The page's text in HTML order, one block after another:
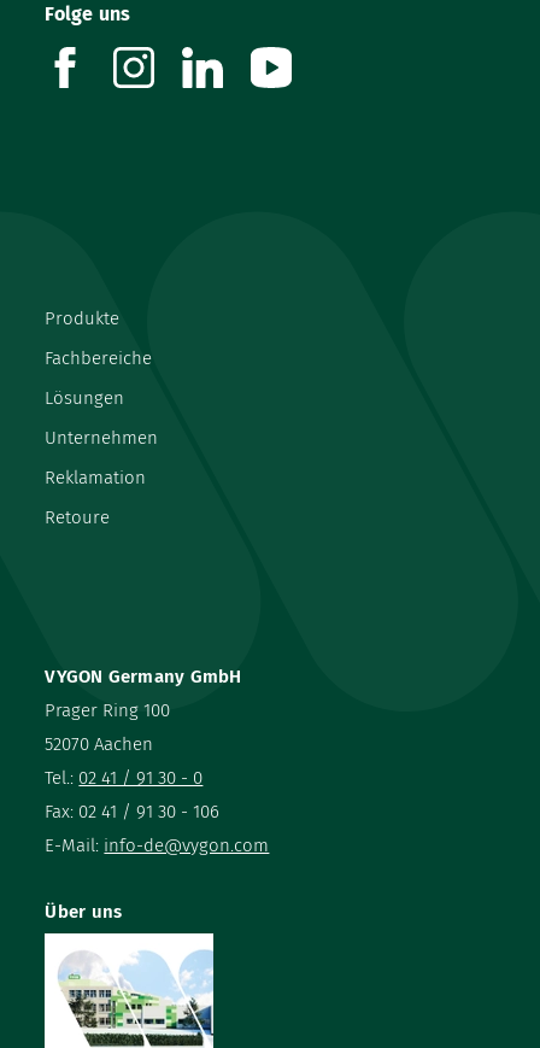
VYGON Germany GmbH
Prager Ring 100
52070 Aachen
Tel.: 02 41 / 91 30 - 0
Fax: 02 41 / 91 30 - 106
E-Mail: info-de@vygon.com
Produkte
Fachbereiche
Lösungen
Unternehmen
Reklamation
Retoure
Über uns
Folge uns